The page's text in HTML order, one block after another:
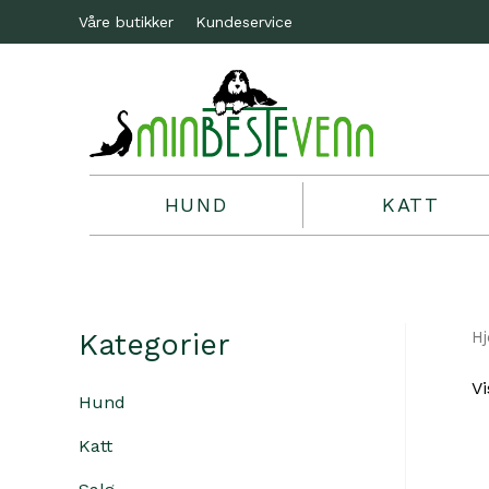
Våre butikker Kundeservice
HUND KATT
Kategorier
Hund
Katt